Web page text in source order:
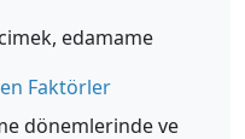
edamame
Faktörler
dönemlerinde ve